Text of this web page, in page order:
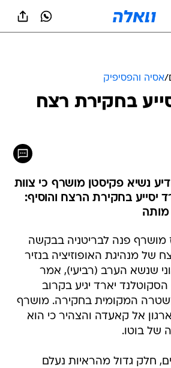
/אסיה והפסיפיק
בחקירת רצח
נשיא פקיסטן מושרף כי צוות
יסייע בחקירת הרצח והוסיף:
מותה
מושרף פנה לבריטניה בבקשה
של מנהיגת האופוזיציה בנזיר
שנשא הערב (רביעי), אמר
יארד יגיע בקרוב
המקומית בחקירה. מושרף
אל קאעדה והצהיר כי הוא
של בוטו.
חלק גדול מהראיות נעלם